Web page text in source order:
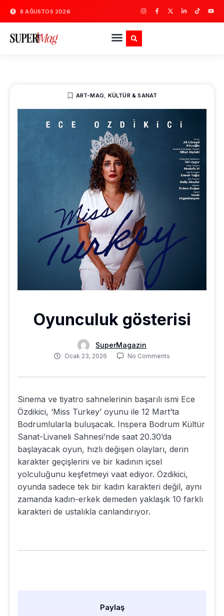
8 AĞUSTOS 2026
ART-MAG, KÜLTÜR & SANAT
Oyunculuk gösterisi
SuperMagazin
Ocak 23, 2026 No Comments
Sinema ve tiyatro sahnelerinin başarılı ismi Ece
Özdikici, ‘Miss Turkey’ oyunu ile 12 Mart’ta
Bodrumlularla buluşacak. Inspera Bodrum Kültür
Sanat-Livaneli Sahnesi’nde saat 20.30’da
başlayacak oyun, hızlı değişen olayları, derin
karakter geçişlerini ve bir kadının içsel
yolculuğunu keşfetmeyi vaat ediyor. Özdikici,
oyunda sadece tek bir kadın karakteri değil, aynı
zamanda kadın-erkek demeden yaklaşık 10 farklı
karakteri de ustalıkla canlandırıyor.
Paylaş